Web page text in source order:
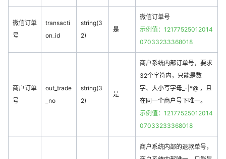
微信订单
号
transacti
on_id
string(3
2)
是
微信订单号
示例值：12177525012014
07033233368018
商户订单
号
out_trade
_no
string(3
2)
是
商户系统内部订单号，要求
32个字符内，只能是数
字、大小写字母_-|*@ ，且
在同一个商户号下唯一。
示例值：12177525012014
07033233368018
商户系统内部的退款单号，